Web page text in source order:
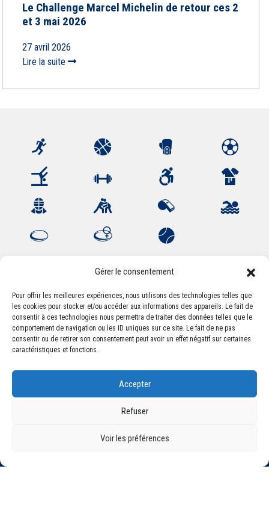
Gérer le consentement
Pour offrir les meilleures expériences, nous utilisons des technologies telles que
les cookies pour stocker et/ou accéder aux informations des appareils. Le fait de
consentir à ces technologies nous permettra de traiter des données telles que le
comportement de navigation ou les ID uniques sur ce site. Le fait de ne pas
consentir ou de retirer son consentement peut avoir un effet négatif sur certaines
caractéristiques et fonctions.
Accepter
Refuser
Voir les préférences
Le Challenge Marcel Michelin de retour ces 2
et 3 mai 2026
27 avril 2026
Lire la suite
Association Sportive Montferrandaise
84, boulevard Léon Jouhaux
CS 80221 - 63021 Clermont-Ferrand Cedex 2
accueil@asm-omnisports.com